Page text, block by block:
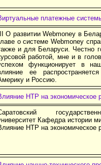
платежные
О развитии Webmoney в
о системе Webmoney
и для Беларуси. Честно
работой, мне и в
функционирует в
ее
и Россию.
НТР на экономическое
Кафедра истории
НТР на экономическое